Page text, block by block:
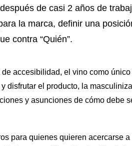
de casi 2 años de
la marca, definir una
contra “Quién”.
accesibilidad, el vino como
disfrutar el producto, la
y asunciones de cómo debe
para quienes quieren acercarse